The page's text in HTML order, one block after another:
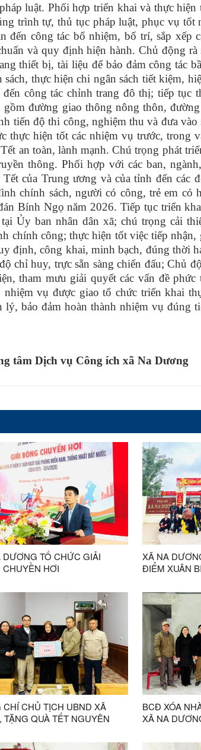
luật. Phối hợp triển khai và thực hiện
trình tự, thủ tục pháp luật, phục vụ tốt
đến công tác bổ nhiệm, bố trí, sắp xếp
và quy định hiện hành. Chủ động rà
thiết bị, tài liệu để bảo đảm công tác
thực hiện chi ngân sách tiết kiệm,
công tác chỉnh trang đô thị; tiếp tục
gồm đường giao thông nông thôn,
tiến độ thi công, nghiệm thu và đưa
thực hiện tốt các nhiệm vụ trước, trong
an toàn, lành mạnh. Chú trọng phát
thông. Phối hợp với các ban,
của Trung ương và của tỉnh đến các
chính sách, người có công, trẻ em có
Bính Ngọ năm 2026. Tiếp tục triển
Ủy ban nhân dân xã; chú trọng cải
chính công; thực hiện tốt việc tiếp
định, công khai, minh bạch, đúng thời
chỉ huy, trực sẵn sàng chiến đấu; Chủ
tham mưu giải quyết các vấn đề phức
vụ được giao tổ chức triển khai
bảo đảm hoàn thành nhiệm vụ đúng
tâm Dịch vụ Công ích xã Na Dương
DƯƠNG TỔ CHỨC GIẢI
CHUYỀN HƠI
XÃ NA
ĐIỂM XUÂN
CHỦ TỊCH UBND XÃ
QUÀ TẾT NGUYÊN
BCĐ XÓA
XÃ NA